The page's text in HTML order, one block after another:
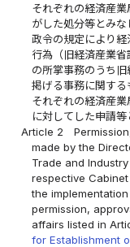
それぞれの経済産
がした処分等とみ
政令の規定により
行為（旧経済産業
の所掌事務のうち
掲げる事務に関する
それぞれの経済産
に対してした申請等
Article 2
made by the
Trade and
respective
the
permission,
affairs listed in
for Establishment